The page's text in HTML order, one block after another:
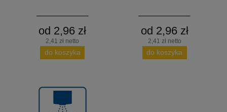
od 2,96 zł
2,41 zł netto
do koszyka
od 2,96 zł
2,41 zł netto
do koszyka